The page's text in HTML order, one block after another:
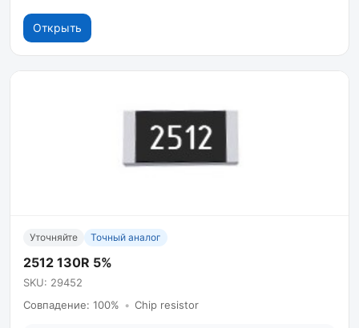
Открыть
Уточняйте Точный аналог
2512 130R 5%
SKU: 29452
Совпадение: 100% • Chip resistor